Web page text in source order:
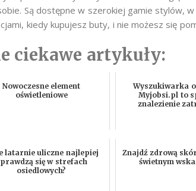
Są dostępne w szerokiej gamie stylów,
kiedy kupujesz buty, i nie możesz się
ciekawe artykuły:
Nowoczesne element
oświetleniowe
Wyszukiwarka
Myjobsi.pl to
znalezienie
latarnie uliczne najlepiej
się w strefach
osiedlowych?
Znajdź zdrową
świetnym